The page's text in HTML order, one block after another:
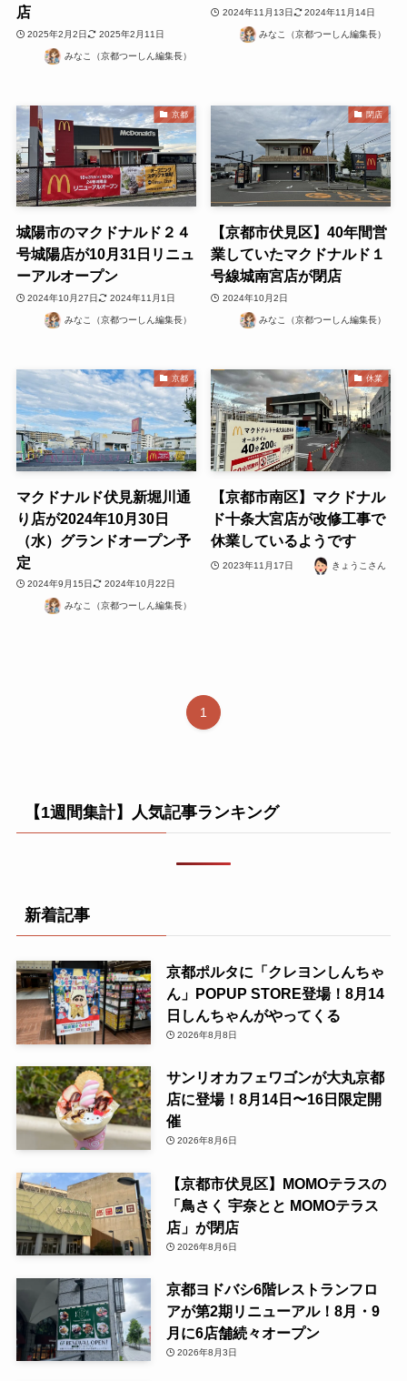
店
2025年2月2日 2025年2月11日
みなこ（京都つーしん編集長）
2024年11月13日 2024年11月14日
みなこ（京都つーしん編集長）
京都
城陽市のマクドナルド２４
号城陽店が10月31日リニュ
ーアルオープン
2024年10月27日 2024年11月1日
みなこ（京都つーしん編集長）
閉店
【京都市伏見区】40年間営
業していたマクドナルド１
号線城南宮店が閉店
2024年10月2日
みなこ（京都つーしん編集長）
京都
マクドナルド伏見新堀川通
り店が2024年10月30日
（水）グランドオープン予
定
2024年9月15日 2024年10月22日
みなこ（京都つーしん編集長）
休業
【京都市南区】マクドナル
ド十条大宮店が改修工事で
休業しているようです
2023年11月17日 きょうこさん
1
【1週間集計】人気記事ランキング
新着記事
京都ポルタに「クレヨンしんちゃ
ん」POPUP STORE登場！8月14
日しんちゃんがやってくる
2026年8月8日
サンリオカフェワゴンが大丸京都
店に登場！8月14日〜16日限定開
催
2026年8月6日
【京都市伏見区】MOMOテラスの
「鳥さく 宇奈とと MOMOテラス
店」が閉店
2026年8月6日
京都ヨドバシ6階レストランフロ
アが第2期リニューアル！8月・9
月に6店舗続々オープン
2026年8月3日